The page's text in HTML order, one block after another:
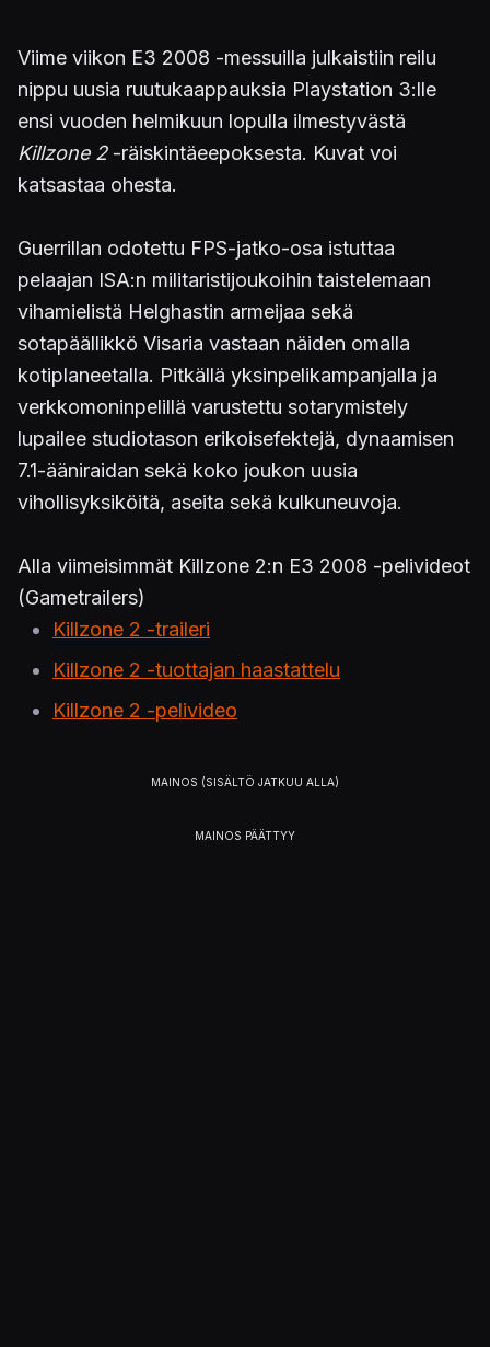
Viime viikon E3 2008 -messuilla julkaistiin reilu
nippu uusia ruutukaappauksia Playstation 3:lle
ensi vuoden helmikuun lopulla ilmestyvästä
Killzone 2-räiskintäeepoksesta. Kuvat voi
katsastaa ohesta.
Guerrillan odotettu FPS-jatko-osa istuttaa
pelaajan ISA:n militaristijoukoihin taistelemaan
vihamielistä Helghastin armeijaa sekä
sotapäällikkö Visaria vastaan näiden omalla
kotiplaneetalla. Pitkällä yksinpelikampanjalla ja
verkkomoninpelillä varustettu sotarymistely
lupailee studiotason erikoisefektejä, dynaamisen
7.1-ääniraidan sekä koko joukon uusia
vihollisyksiköitä, aseita sekä kulkuneuvoja.
Alla viimeisimmät Killzone 2:n E3 2008 -pelivideot
(Gametrailers)
Killzone 2 -traileri
Killzone 2 -tuottajan haastattelu
Killzone 2 -pelivideo